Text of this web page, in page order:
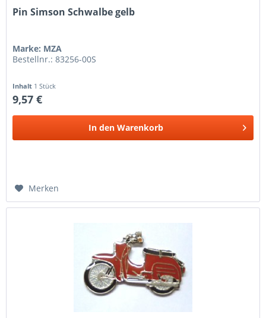
Pin Simson Schwalbe gelb
Marke: MZA
Bestellnr.: 83256-00S
Inhalt 1 Stück
9,57 €
In den Warenkorb
Merken